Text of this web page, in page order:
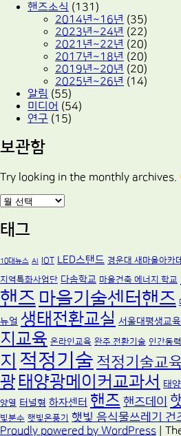
핸즈소식 (131)
2014년~16년 (35)
2023년~24년 (22)
2021년~22년 (20)
2017년~18년 (20)
2019년~20년 (20)
2025년~26년 (14)
알림 (55)
미디어 (54)
연구 (15)
보관함
Try looking in the monthly archives.
보
함
태그
10대뉴스 AI IOT LED스탠드 경운대 새마을아카
지역특화사업단 다솜학교 마을건축 에너지 학교
핸즈 마을기술센터핸즈
뉴얼 생태전환교실 서울대평생교
지교육 온라인교육 완주 전환기술 인간동
지 적정기술 적정기술교
광 태양광메이커교과서 태
양열 터널형 하자센터 핸즈 핸즈데이
빛분수 햇빛온풍기 햇빛 음식물쓰레기 건
Proudly powered by WordPress